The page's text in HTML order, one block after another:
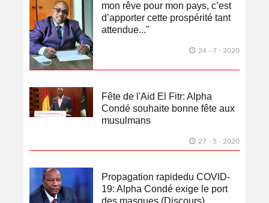
mon rêve pour mon pays, c’est
d’apporter cette prospérité tant
attendue..."
24 - 7 - 2020
Fête de l'Aid El Fitr: Alpha
Condé souhaite bonne fête aux
musulmans
27 - 5 - 2020
Propagation rapidedu COVID-
19: Alpha Condé exige le port
des masques (Discours)